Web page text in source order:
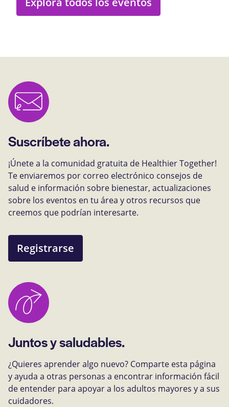
Suscríbete ahora.
¡Únete a la comunidad gratuita de Healthier Together!
Te enviaremos por correo electrónico consejos de
salud e información sobre bienestar, actualizaciones
sobre los eventos en tu área y otros recursos que
creemos que podrían interesarte.
Registrarse
Juntos y saludables.
¿Quieres aprender algo nuevo? Comparte esta página
y ayuda a otras personas a encontrar información fácil
de entender para apoyar a los adultos mayores y a sus
cuidadores.